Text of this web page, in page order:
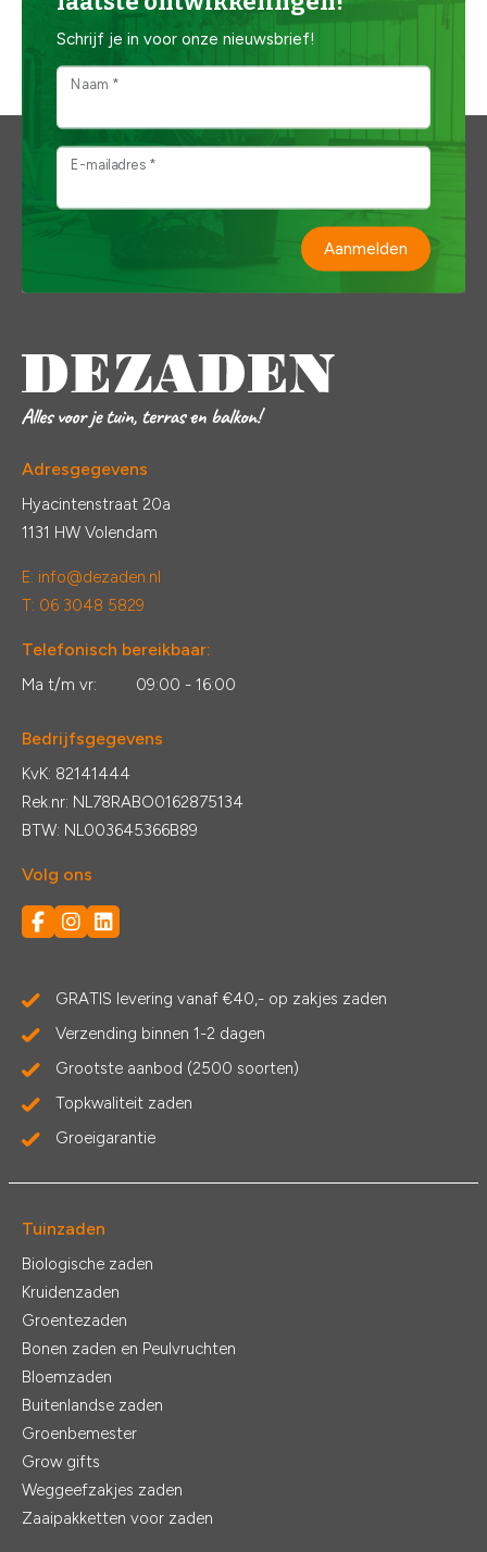
Schrijf je in voor onze nieuwsbrief!
Naam *
E-mailadres *
Aanmelden
Adresgegevens
Hyacintenstraat 20a
1131 HW Volendam
E: info@dezaden.nl
T: 06 3048 5829
Telefonisch bereikbaar:
Ma t/m vr: 09:00 - 16:00
Bedrijfsgegevens
KvK: 82141444
Rek.nr: NL78RABO0162875134
BTW: NL003645366B89
Volg ons
GRATIS levering vanaf €40,- op zakjes zaden
Verzending binnen 1-2 dagen
Grootste aanbod (2500 soorten)
Topkwaliteit zaden
Groeigarantie
Tuinzaden
Biologische zaden
Kruidenzaden
Groentezaden
Bonen zaden en Peulvruchten
Bloemzaden
Buitenlandse zaden
Groenbemester
Grow gifts
Weggeefzakjes zaden
Zaaipakketten voor zaden